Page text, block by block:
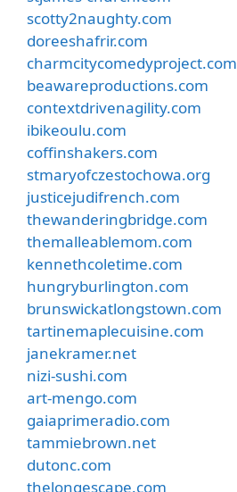
scotty2naughty.com
doreeshafrir.com
charmcitycomedyproject.com
beawareproductions.com
contextdrivenagility.com
ibikeoulu.com
coffinshakers.com
stmaryofczestochowa.org
justicejudifrench.com
thewanderingbridge.com
themalleablemom.com
kennethcoletime.com
hungryburlington.com
brunswickatlongstown.com
tartinemaplecuisine.com
janekramer.net
nizi-sushi.com
art-mengo.com
gaiaprimeradio.com
tammiebrown.net
dutonc.com
thelongescape.com